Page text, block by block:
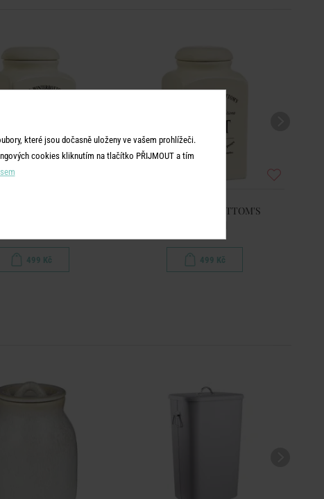
499 Kč
MRS. WINTERBOTTOM'S
499 Kč
které jsou dočasně uloženy ve vašem prohlížeči.
cookies kliknutím na tlačítko PŘIJMOUT a tím